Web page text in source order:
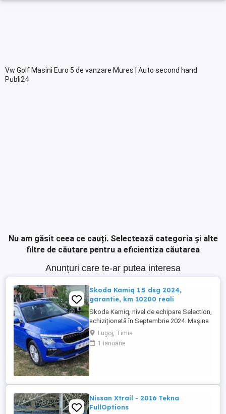
Vw Golf Masini Euro 5 de vanzare Mures | Auto second hand
Publi24
Nu am găsit ceea ce cauți. Selectează categoria și alte
filtre de căutare pentru a eficientiza căutarea
Anunțuri care te-ar putea interesa
Skoda Kamiq 1.5 dsg 2024,
garantie, km 10200 reali
Skoda Kamiq, nivel de echipare Selection,
achiziționată în Septembrie 2024. Mașina
se află într-o stare impecabila. Detalii
tehnice: Motorizare: 1.5 TSI, 150 CP
Transmisie: Automată DSG An fabricație:
Lugoj, Timis
1 ianuarie
Nissan Xtrail - 2016 Tekna
FullOptions